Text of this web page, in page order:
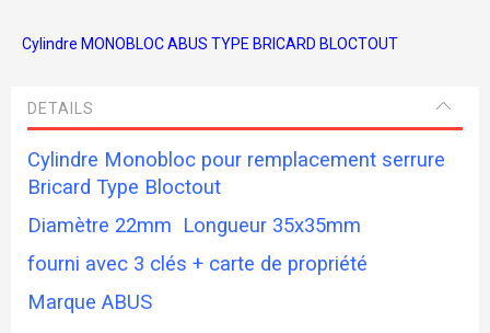
Cylindre MONOBLOC ABUS TYPE BRICARD BLOCTOUT
DETAILS
Cylindre Monobloc pour remplacement serrure
Bricard Type Bloctout
Diamètre 22mm Longueur 35x35mm
fourni avec 3 clés + carte de propriété
Marque ABUS